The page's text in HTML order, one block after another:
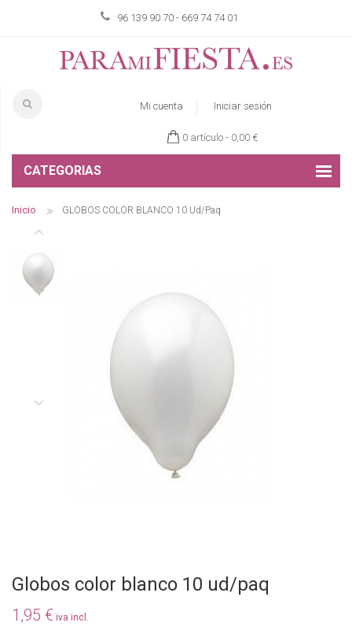
96 139 90 70 - 669 74 74 01
Mi cuenta Iniciar sesión
0 artículo - 0,00 €
CATEGORIAS
Inicio GLOBOS COLOR BLANCO 10 Ud/Paq
Globos color blanco 10 ud/paq
1,95 € iva incl.